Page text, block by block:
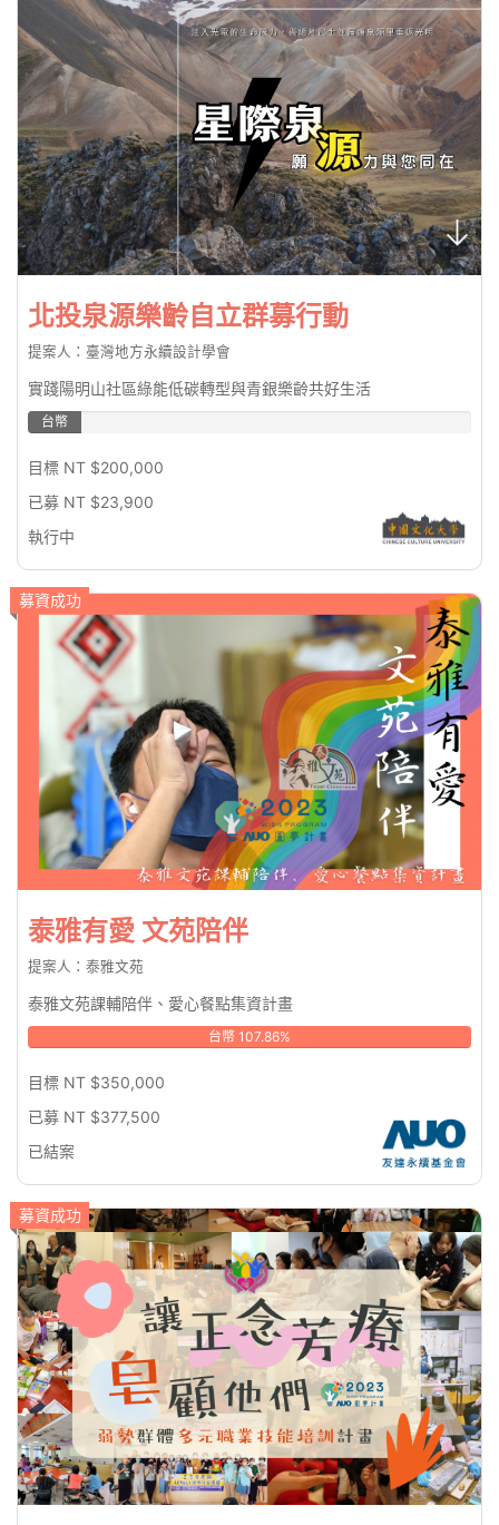
北投泉源樂齡自立群募行動
提案人：臺灣地方永續設計學會
實踐陽明山社區綠能低碳轉型與青銀樂齡共好生活
台幣
目標 NT $200,000
已募 NT $23,900
執行中
募資成功
泰雅有愛 文苑陪伴
提案人：泰雅文苑
泰雅文苑課輔陪伴、愛心餐點集資計畫
台幣 107.86%
目標 NT $350,000
已募 NT $377,500
已結案
募資成功